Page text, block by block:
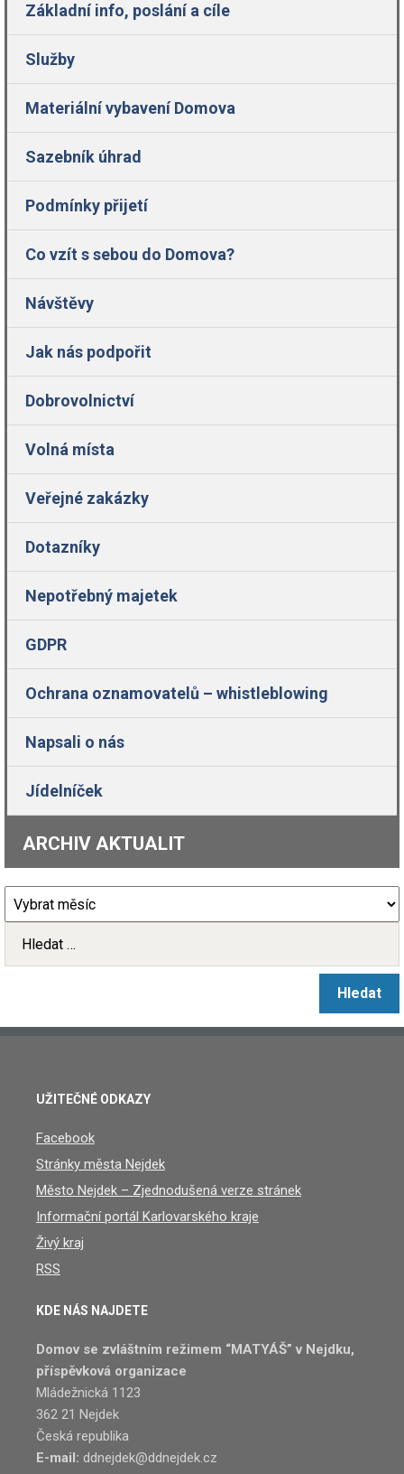
Základní info, poslání a cíle
Služby
Materiální vybavení Domova
Sazebník úhrad
Podmínky přijetí
Co vzít s sebou do Domova?
Návštěvy
Jak nás podpořit
Dobrovolnictví
Volná místa
Veřejné zakázky
Dotazníky
Nepotřebný majetek
GDPR
Ochrana oznamovatelů – whistleblowing
Napsali o nás
Jídelníček
ARCHIV AKTUALIT
UŽITEČNÉ ODKAZY
Facebook
Stránky města Nejdek
Město Nejdek – Zjednodušená verze stránek
Informační portál Karlovarského kraje
Živý kraj
RSS
KDE NÁS NAJDETE
Domov se zvláštním režimem “MATYÁŠ” v Nejdku,
příspěvková organizace
Mládežnická 1123
362 21 Nejdek
Česká republika
E-mail: ddnejdek@ddnejdek.cz